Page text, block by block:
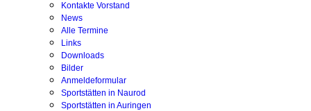
Kontakte Vorstand
News
Alle Termine
Links
Downloads
Bilder
Anmeldeformular
Sportstätten in Naurod
Sportstätten in Auringen